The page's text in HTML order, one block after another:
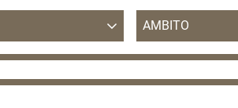
AMBITO
APT Alpe